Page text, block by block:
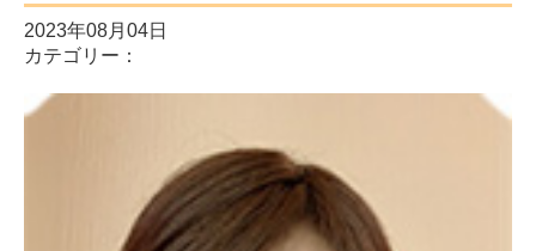
2023年08月04日
カテゴリー：